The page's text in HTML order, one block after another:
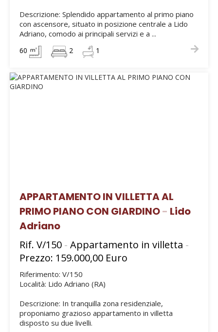
Descrizione: Splendido appartamento al primo piano
con ascensore, situato in posizione centrale a Lido
Adriano, comodo ai principali servizi e a ...
60 2 1
APPARTAMENTO IN VILLETTA AL
PRIMO PIANO CON GIARDINO- Lido
Adriano
Rif. V/150 - Appartamento in villetta -
Prezzo: 159.000,00 Euro
Riferimento: V/150
Località: Lido Adriano (RA)
Descrizione: In tranquilla zona residenziale,
proponiamo grazioso appartamento in villetta
disposto su due livelli.